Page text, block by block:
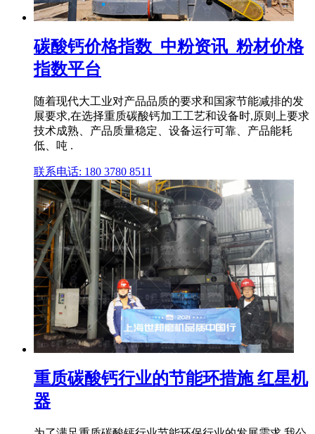
碳酸钙价格指数_中粉资讯_粉材价格
指数平台
随着现代大工业对产品品质的要求和国家节能减排的发
展要求,在选择重质碳酸钙加工工艺和设备时,原则上要求
技术成熟、产品质量稳定、设备运行可靠、产品能耗
低、吨 .
联系电话: 180 3780 8511
重质碳酸钙行业的节能环措施 红星机
器